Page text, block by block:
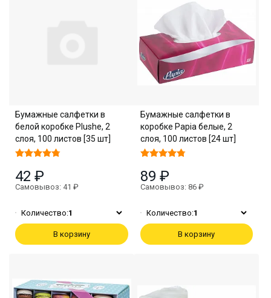
Бумажные салфетки в
белой коробке Plushe, 2
слоя, 100 листов [35 шт]
42 ₽
Самовывоз: 41 ₽
Количество:1
В корзину
Бумажные салфетки в
коробке Papia белые, 2
слоя, 100 листов [24 шт]
89 ₽
Самовывоз: 86 ₽
Количество:1
В корзину